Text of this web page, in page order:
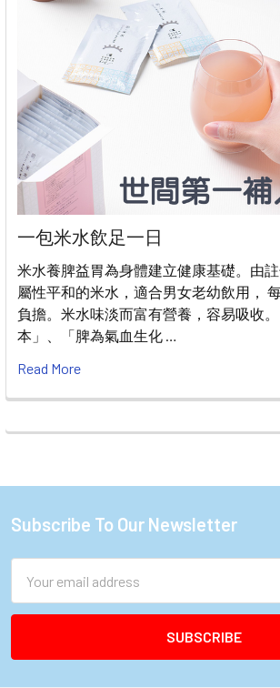
一包米水飲足一日
米水養脾益胃為身體建立健康基礎。由
屬性平和的米水，適合男女老幼飲用，
負擔。米水味淡而富有營養，容易吸收
本」、「脾為氣血生化 …
Read More
Footer
Subscribe To Our Newsletter
Address